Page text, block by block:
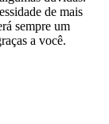
de mais
sempre um
a você.